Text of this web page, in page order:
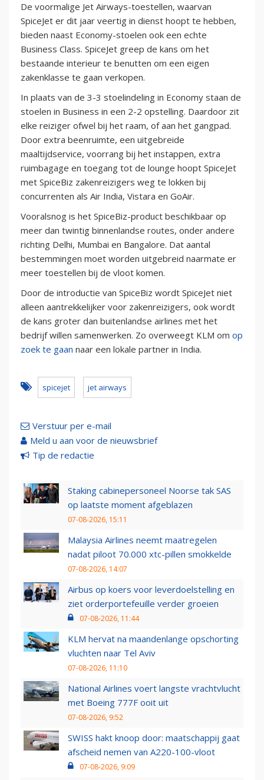
De voormalige Jet Airways-toestellen, waarvan
SpiceJet er dit jaar veertig in dienst hoopt te hebben,
bieden naast Economy-stoelen ook een echte
Business Class. SpiceJet greep de kans om het
bestaande interieur te benutten om een eigen
zakenklasse te gaan verkopen.
In plaats van de 3-3 stoelindeling in Economy staan de
stoelen in Business in een 2-2 opstelling. Daardoor zit
elke reiziger ofwel bij het raam, of aan het gangpad.
Door extra beenruimte, een uitgebreide
maaltijdservice, voorrang bij het instappen, extra
ruimbagage en toegang tot de lounge hoopt SpiceJet
met SpiceBiz zakenreizigers weg te lokken bij
concurrenten als Air India, Vistara en GoAir.
Vooralsnog is het SpiceBiz-product beschikbaar op
meer dan twintig binnenlandse routes, onder andere
richting Delhi, Mumbai en Bangalore. Dat aantal
bestemmingen moet worden uitgebreid naarmate er
meer toestellen bij de vloot komen.
Door de introductie van SpiceBiz wordt SpiceJet niet
alleen aantrekkelijker voor zakenreizigers, ook wordt
de kans groter dan buitenlandse airlines met het
bedrijf willen samenwerken. Zo overweegt KLM om op
zoek te gaan naar een lokale partner in India.
spicejet jet airways
Verstuur per e-mail
Meld u aan voor de nieuwsbrief
Tip de redactie
Staking cabinepersoneel Noorse tak SAS
op laatste moment afgeblazen
07-08-2026, 15:11
Malaysia Airlines neemt maatregelen
nadat piloot 70.000 xtc-pillen smokkelde
07-08-2026, 14:07
Airbus op koers voor leverdoelstelling en
ziet orderportefeuille verder groeien
07-08-2026, 11:44
KLM hervat na maandenlange opschorting
vluchten naar Tel Aviv
07-08-2026, 11:10
National Airlines voert langste vrachtvlucht
met Boeing 777F ooit uit
07-08-2026, 9:52
SWISS hakt knoop door: maatschappij gaat
afscheid nemen van A220-100-vloot
07-08-2026, 9:09